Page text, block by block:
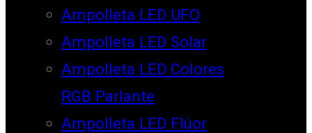
Ampolleta LED UFO
Ampolleta LED Solar
Ampolleta LED Colores
RGB Parlante
Ampolleta LED Flúor